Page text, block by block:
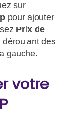
sur
pour ajouter
Prix de
déroulant des
gauche.
votre